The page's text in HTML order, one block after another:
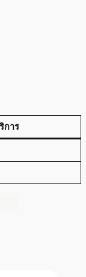
การ